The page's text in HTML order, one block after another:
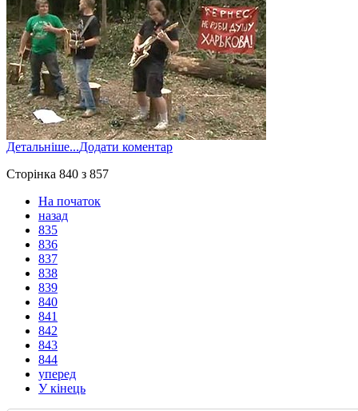
Детальніше...Додати коментар
Сторінка 840 з 857
На початок
назад
835
836
837
838
839
840
841
842
843
844
уперед
У кінець